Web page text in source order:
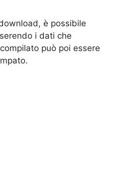
è possibile
i dati che
può poi essere